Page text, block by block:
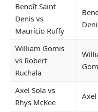
Benoît Saint
Denis vs
Maurício Ruffy
William Gomis
vs Robert
Ruchala
Axel Sola vs
Rhys McKee
Axel